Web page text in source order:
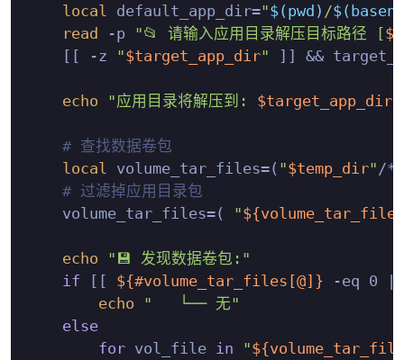
local default_app_dir="$(pwd) /
read -p "📂 请输入应用目录解压目标路径 [
    [[ -z
"$target_app_dir" ]] &&
echo "应用目录将解压到: $target_app_dir"
# 查找数据卷包
local
volume_tar_files=( "$temp_dir" /
# 过滤掉应用目录包
    volume_tar_files=(
"
echo
"💾 发现数据卷包:"
if [[ ${#volume_tar_files[@]} -eq 0
echo
"   └── 无"
else
for vol_file in "